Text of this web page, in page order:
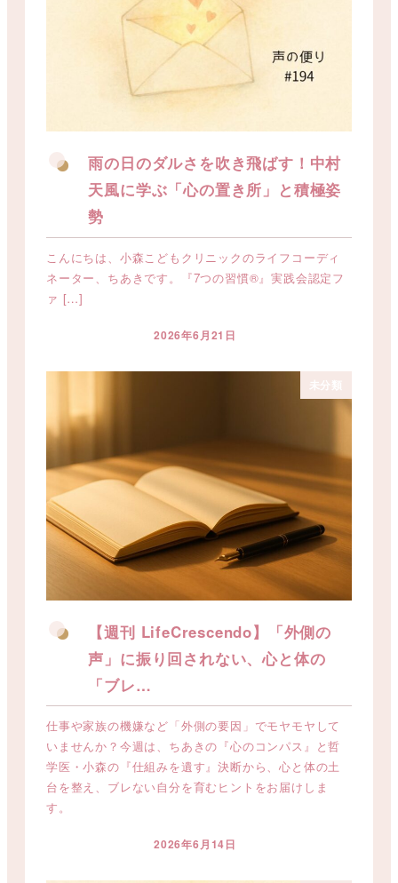
雨の日のダルさを吹き飛ばす！中村
天風に学ぶ「心の置き所」と積極姿
勢
こんにちは、小森こどもクリニックのライフコーディ
ネーター、ちあきです。『7つの習慣®』実践会認定フ
ァ […]
投稿日
2026年6月21日
未分類
【週刊 LifeCrescendo】「外側の
声」に振り回されない、心と体の
「ブレ…
仕事や家族の機嫌など「外側の要因」でモヤモヤして
いませんか？今週は、ちあきの『心のコンパス』と哲
学医・小森の『仕組みを遺す』決断から、心と体の土
台を整え、ブレない自分を育むヒントをお届けしま
す。
投稿日
2026年6月14日